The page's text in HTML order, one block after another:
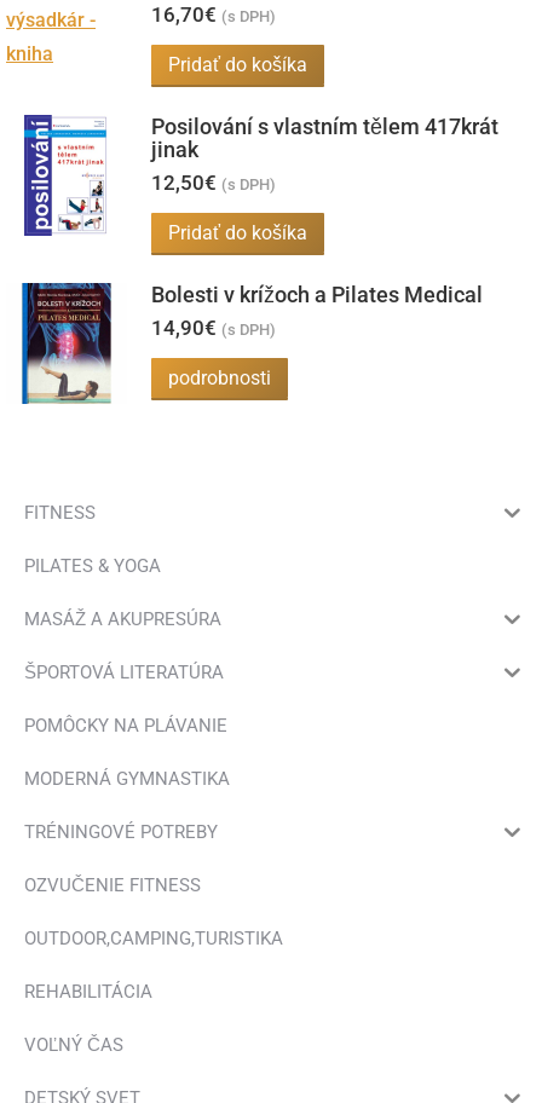
16,70€ (s DPH)
Pridať do košíka
Posilování s vlastním tělem 417krát
jinak
12,50€ (s DPH)
Pridať do košíka
Bolesti v krížoch a Pilates Medical
14,90€ (s DPH)
podrobnosti
FITNESS
PILATES & YOGA
MASÁŽ A AKUPRESÚRA
ŠPORTOVÁ LITERATÚRA
POMÔCKY NA PLÁVANIE
MODERNÁ GYMNASTIKA
TRÉNINGOVÉ POTREBY
OZVUČENIE FITNESS
OUTDOOR,CAMPING,TURISTIKA
REHABILITÁCIA
VOĽNÝ ČAS